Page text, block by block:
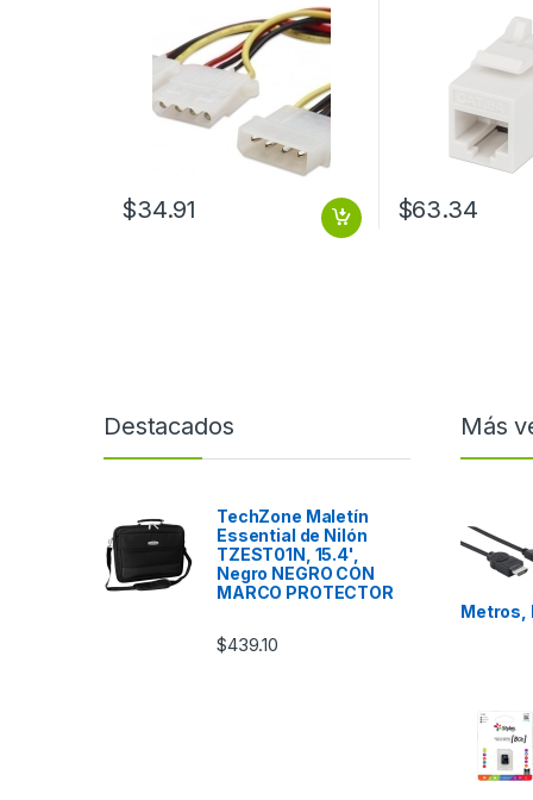
DUAL MOLEX HEMBRA
MOLEX 4 PINES A DUAL
MOLEX HEMBRA
$34.91 $63.34
Destacados
TechZone Maletín
Essential de Nilón
TZEST01N, 15.4',
Negro NEGRO CON
MARCO PROTECTOR
$439.10
Más
Metros,